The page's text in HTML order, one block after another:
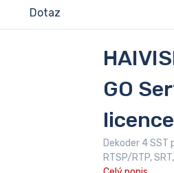
Dotaz
GO
licence
Dekoder 4 SST
RTSP/RTP,